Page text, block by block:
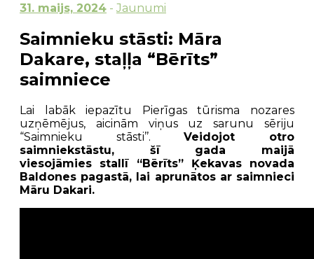
31. maijs, 2024 - Jaunumi
Saimnieku stāsti: Māra
Dakare, staļļa “Bērīts”
saimniece
Lai labāk iepazītu Pierīgas tūrisma nozares
uzņēmējus, aicinām viņus uz sarunu sēriju
“Saimnieku stāsti’’.Veidojot otro
saimniekstāstu, šī gada maijā
viesojāmies stallī “Bērīts” Ķekavas novada
Baldones pagastā, lai aprunātos ar saimnieci
Māru Dakari.